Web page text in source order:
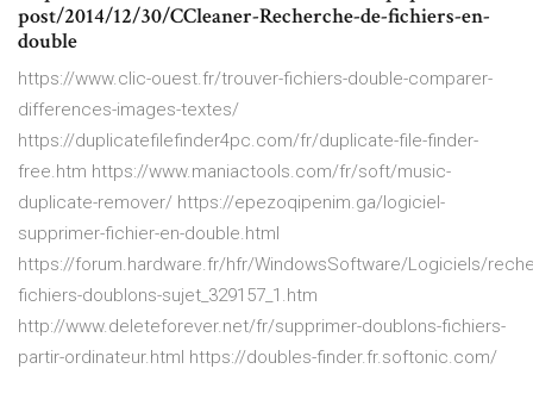
post/2014/12/30/CCleaner-Recherche-de-fichiers-en-
double
https://www.clic-ouest.fr/trouver-fichiers-double-comparer-
differences-images-textes/
https://duplicatefilefinder4pc.com/fr/duplicate-file-finder-
free.htm https://www.maniactools.com/fr/soft/music-
duplicate-remover/ https://epezoqipenim.ga/logiciel-
supprimer-fichier-en-double.html
https://forum.hardware.fr/hfr/WindowsSoftware/Logiciels/
fichiers-doublons-sujet_329157_1.htm
http://www.deleteforever.net/fr/supprimer-doublons-fichiers-
partir-ordinateur.html https://doubles-finder.fr.softonic.com/